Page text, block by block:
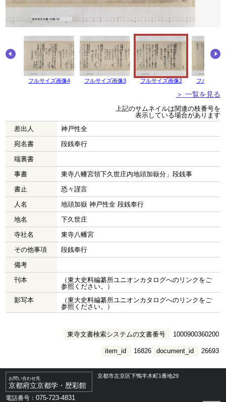
フルサイズ画像4 フルサイズ画像3 フルサイズ画像2 フルサイズ
＞ 一覧を見る
上記のサムネイルは関連の枝番号を
表示している場合があります
差出人
神戸性全
宛名書
段銭奉行
端裏書
事書
東寺八幡宮領下久世庄内地頭加嶽分」段銭事
書止
恐々謹言
人名
地頭加嶽 神戸性全 段銭奉行
地名
下久世庄
寺社名
東寺八幡宮
その他事項
段銭奉行
備考
刊本
（東大史料編纂所ユニオンカタログへのリンクをご
参照ください。）
影写本
（東大史料編纂所ユニオンカタログへのリンクをご
参照ください。）
東寺文書検索システムの文書番号 1000900360200
document_id 26693
item_id 16826
お問い合わせ先
京都府立京都学・歴彩館
京都市左京区下鴨半木町1番地29
電話番号：075-723-4831